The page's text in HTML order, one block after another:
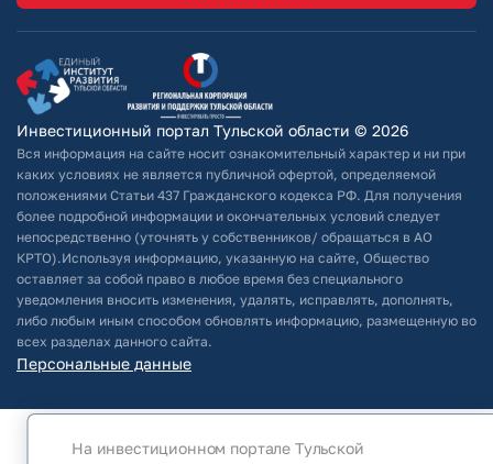
Инвестиционный портал Тульской области © 2026
Вся информация на сайте носит ознакомительный характер и ни при
каких условиях не является публичной офертой, определяемой
положениями Статьи 437 Гражданского кодекса РФ. Для получения
более подробной информации и окончательных условий следует
непосредственно (уточнять у собственников/ обращаться в АО
КРТО).Используя информацию, указанную на сайте, Общество
оставляет за собой право в любое время без специального
уведомления вносить изменения, удалять, исправлять, дополнять,
либо любым иным способом обновлять информацию, размещенную во
всех разделах данного сайта.
Персональные данные
На инвестиционном портале Тульской